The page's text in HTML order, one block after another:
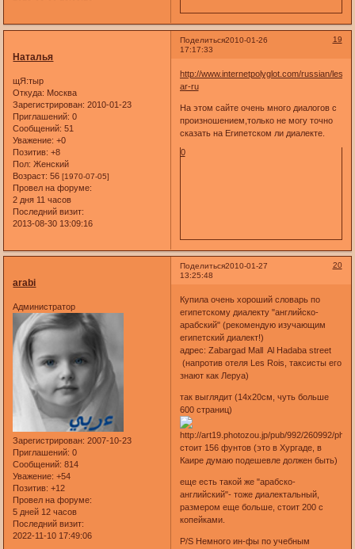
Поделиться 19
2010-01-26
17:17:33
Наталья
щЯ:тыр
Откуда: Москва
Зарегистрирован: 2010-01-23
Приглашений: 0
Сообщений: 51
Уважение: +0
Позитив: +8
Пол: Женский
Возраст: 56[1970-07-05]
Провел на форуме:
2 дня 11 часов
Последний визит:
2013-08-30 13:09:16
http://www.internetpolyglot.com/russian/
ar-ru
На этом сайте очень много диалогов с
произношением,только не могу точно
сказать на Египетском ли диалекте.
0
Поделиться 20
2010-01-27
13:25:48
arabi
Администратор
Зарегистрирован: 2007-10-23
Приглашений: 0
Сообщений: 814
Уважение: +54
Позитив: +12
Провел на форуме:
5 дней 12 часов
Последний визит:
2022-11-10 17:49:06
Купила очень хороший словарь по
египетскому диалекту "английско-
арабский" (рекомендую изучающим
египетский диалект!)
адрес: Zabargad Mall Al Hadaba street
(напротив отеля Les Rois, таксисты его
знают как Леруа)
так выглядит (14х20см, чуть больше
600 страниц)
стоит 156 фунтов (это в Хургаде, в
Каире думаю подешевле должен быть)
еще есть такой же "арабско-
английский"- тоже диалектальный,
размером еще больше, стоит 200 с
копейками.
P/S Немного ин-фы по учебным